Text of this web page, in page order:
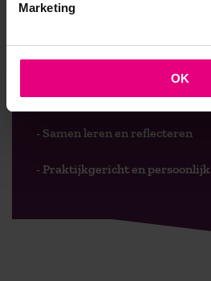
Marketing
OK
- Gelieerd aan de RUG
- Faculteit overstijgend
- Samen leren en reflecteren
- Praktijkgericht en persoonlijk